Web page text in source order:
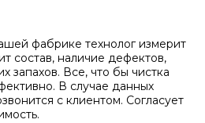
фабрике технолог измерит
состав, наличие дефектов,
запахов. Все, что бы чистка
В случае данных
с клиентом. Согласует